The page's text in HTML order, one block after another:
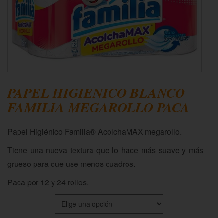
PAPEL HIGIENICO BLANCO
FAMILIA MEGAROLLO PACA
Papel Higiénico Familia® AcolchaMAX megarollo.
Tiene una nueva textura que lo hace más suave y más
grueso para que use menos cuadros.
Paca por 12 y 24 rollos.